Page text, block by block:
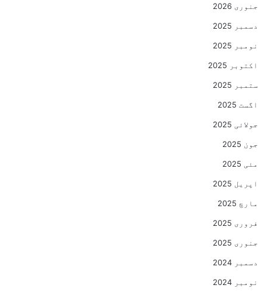
جنوری 2026
دسمبر 2025
نومبر 2025
اکتوبر 2025
ستمبر 2025
اگست 2025
جولائی 2025
جون 2025
مئی 2025
اپریل 2025
مارچ 2025
فروری 2025
جنوری 2025
دسمبر 2024
نومبر 2024